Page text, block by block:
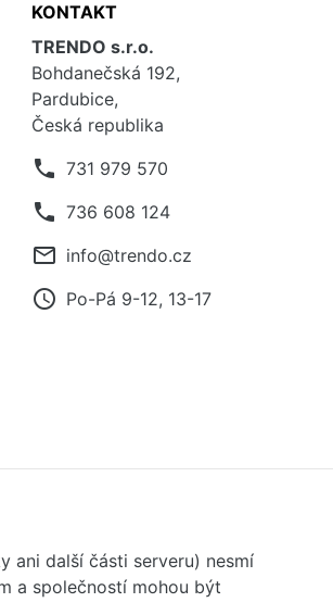
KONTAKT
TRENDO s.r.o.
Bohdanečská 192,
Pardubice,
Česká republika
phone 731 979 570
phone 736 608 124
mail_outline info@trendo.cz
access_time Po-Pá 9-12, 13-17
ani další části serveru) nesmí
a společností mohou být